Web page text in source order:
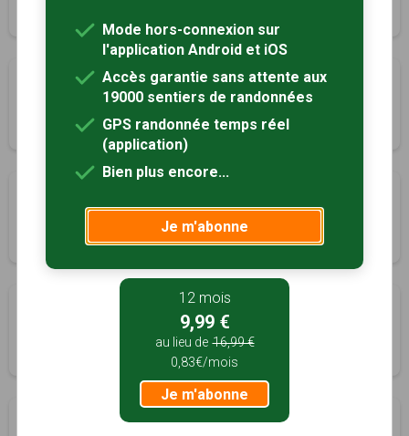
La fontaine Saint-Quentin
Nesle, Somme (80)
12 km Tracé GPS
Noyon, Oise (60)
11 km Tracé GPS
Mode hors-connexion sur
l'application Android et iOS
Accès garantie sans attente aux
19000 sentiers de randonnées
GPS randonnée temps réel
(application)
Bien plus encore...
Je m'abonne
12 mois
9,99 €
au lieu de 16,99 €
0,83€/mois
Je m'abonne